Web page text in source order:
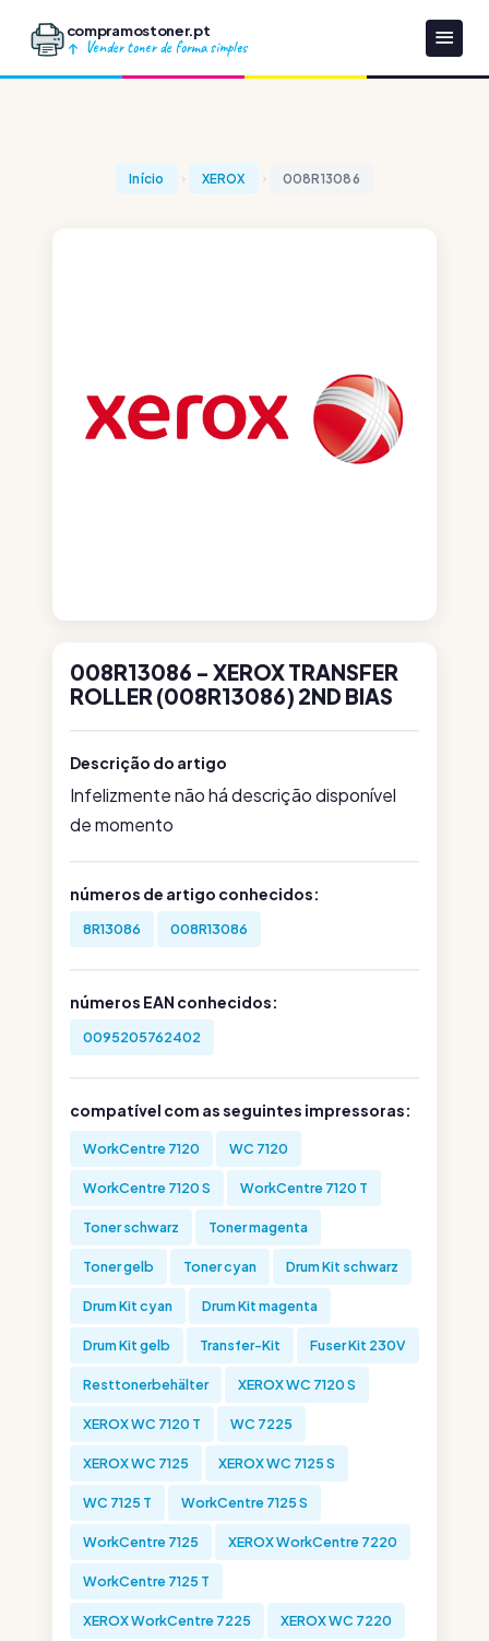
compramostoner.pt
Vender toner de forma simples
Início XEROX 008R13086
008R13086 - XEROX TRANSFER
ROLLER (008R13086) 2ND BIAS
Descrição do artigo
Infelizmente não há descrição disponível
de momento
números de artigo conhecidos:
8R13086 008R13086
números EAN conhecidos:
0095205762402
compatível com as seguintes impressoras:
WorkCentre 7120 WC 7120
WorkCentre 7120 S WorkCentre 7120 T
Toner schwarz Toner magenta
Toner gelb Toner cyan Drum Kit schwarz
Drum Kit cyan Drum Kit magenta
Drum Kit gelb Transfer-Kit Fuser Kit 230V
Resttonerbehälter XEROX WC 7120 S
XEROX WC 7120 T WC 7225
XEROX WC 7125 XEROX WC 7125 S
WC 7125 T WorkCentre 7125 S
WorkCentre 7125 XEROX WorkCentre 7220
WorkCentre 7125 T
XEROX WorkCentre 7225 XEROX WC 7220